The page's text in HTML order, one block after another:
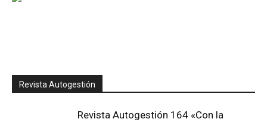
Revista Autogestión
Revista Autogestión 164 «Con la